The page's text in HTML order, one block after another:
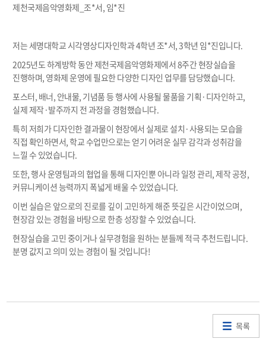
제천국제음악영화제_조*서, 임*진
저는 세명대학교 시각영상디자인학과 4학년 조*서, 3학년 임*진입니다.
2025년도 하계방학 동안 제천국제음악영화제에서 8주간 현장실습을
진행하며, 영화제 운영에 필요한 다양한 디자인 업무를 담당했습니다.
포스터, 배너, 안내물, 기념품 등 행사에 사용될 물품을 기획·디자인하고,
실제 제작·발주까지 전 과정을 경험했습니다.
특히 저희가 디자인한 결과물이 현장에서 실제로 설치·사용되는 모습을
직접 확인하면서, 학교 수업만으로는 얻기 어려운 실무 감각과 성취감을
느낄 수 있었습니다.
또한, 행사 운영팀과의 협업을 통해 디자인뿐 아니라 일정 관리, 제작 공정,
커뮤니케이션 능력까지 폭넓게 배울 수 있었습니다.
이번 실습은 앞으로의 진로를 깊이 고민하게 해준 뜻깊은 시간이었으며,
현장감 있는 경험을 바탕으로 한층 성장할 수 있었습니다.
현장실습을 고민 중이거나 실무경험을 원하는 분들께 적극 추천드립니다.
분명 값지고 의미 있는 경험이 될 것입니다!
목록